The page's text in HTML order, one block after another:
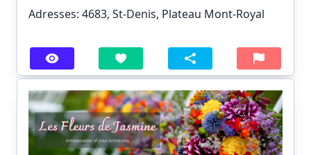
Adresses: 4683, St-Denis, Plateau Mont-Royal